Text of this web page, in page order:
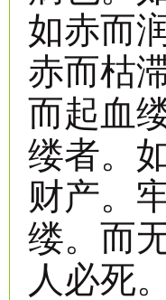
如赤而
赤而枯
而起血
缕者。
财产。
缕。而
人必死